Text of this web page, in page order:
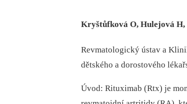
Kryštůfková O, Hulejová
Revmatologický ústav a
dětského a dorostového
Úvod: Rituximab (Rtx) je